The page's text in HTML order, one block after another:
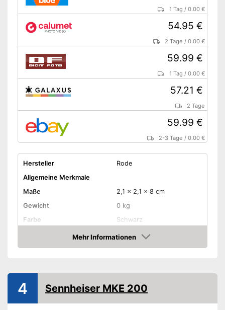
1 Tag /0.00 €
54.95 €
2 Tage /0.00 €
59.99 €
1 Tag /0.00 €
57.21 €
2 Tage
59.99 €
2-3 Tage /0.00 €
Hersteller
Rode
Allgemeine Merkmale
Maße
2,1 x 2,1 x 8 cm
Gewicht
0 kg
Farbe
Schwarz
USB-Anschluss
Kopfhörer-Anschluss
Mehr Informationen
Amazon
4 Sennheiser MKE 200